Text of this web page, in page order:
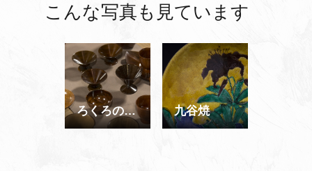
こんな写真も見ています
ろくろの里 工芸の館 山中漆器 九谷焼